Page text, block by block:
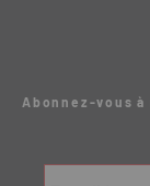
Abonnez-vous